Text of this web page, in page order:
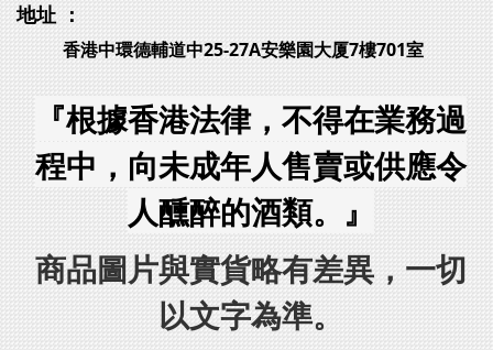
地址 ：
香港中環德輔道中25-27A安樂園大厦7樓701室
『根據香港法律，不得在業務過
程中，向未成年人售賣或供應令
人醺醉的酒類。』
商品圖片與實貨略有差異，一切
以文字為準。